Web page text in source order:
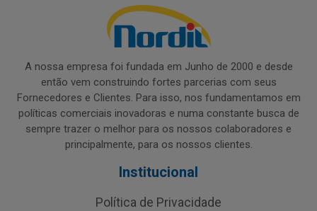
A nossa empresa foi fundada em Junho de 2000 e desde
então vem construindo fortes parcerias com seus
Fornecedores e Clientes. Para isso, nos fundamentamos em
políticas comerciais inovadoras e numa constante busca de
sempre trazer o melhor para os nossos colaboradores e
principalmente, para os nossos clientes.
Institucional
Política de Privacidade